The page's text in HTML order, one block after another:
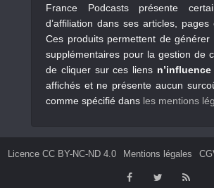
France Podcasts présente
d’affiliation dans ses articles, pages
Ces produits permettent de générer
supplémentaires pour la gestion de
de cliquer sur ces liens
affichés et ne présente aucun
comme spécifié dans les mentions
Licence CC BY-NC-ND 4.0 Mentions légales